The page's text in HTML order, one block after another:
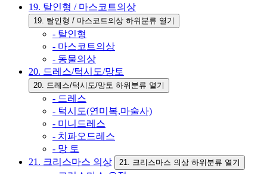
19. 탈인형 / 마스코트의상
19. 탈인형 / 마스코트의상 하위분류 열기
- 탈인형
- 마스코트의상
- 동물의상
20. 드레스/턱시도/망토
20. 드레스/턱시도/망토 하위분류 열기
- 드레스
- 턱시도(연미복,마술사)
- 미니드레스
- 치파오드레스
- 망 토
21. 크리스마스 의상
21. 크리스마스 의상 하위분류 열기